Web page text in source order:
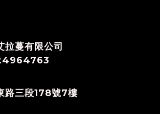
拉蔓有限公司
路三段178號7樓